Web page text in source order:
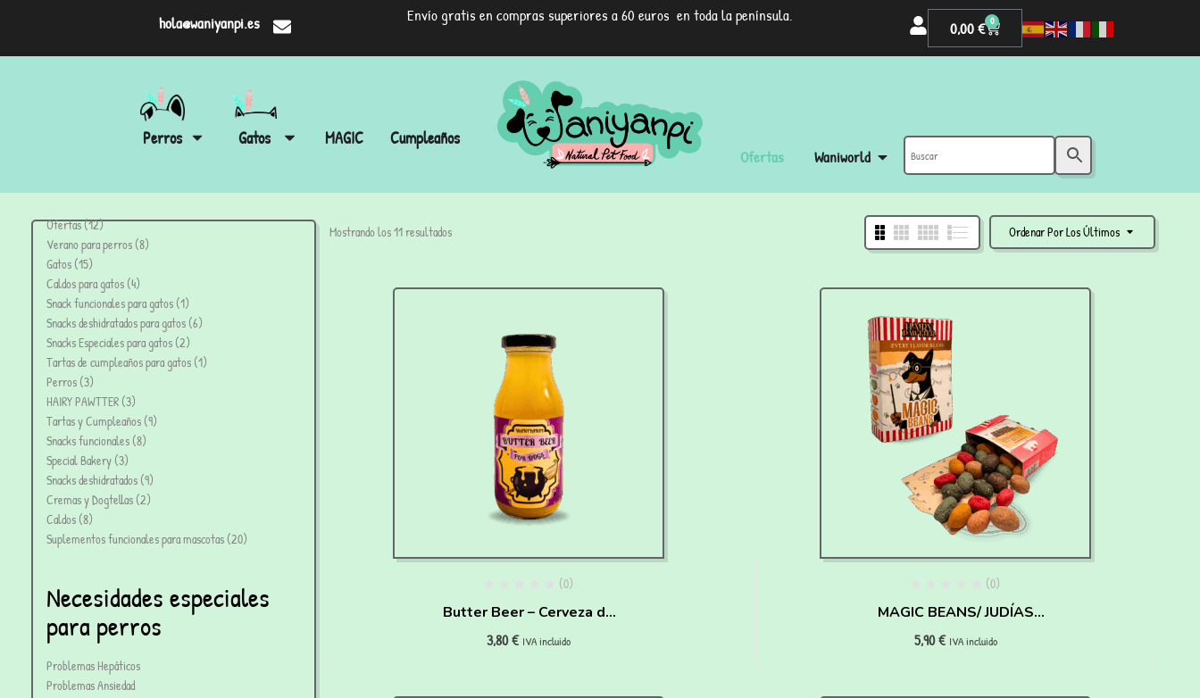
hola@waniyanpi.es Envío gratis en compras superiores a 60 euros en toda la península.
0,00€ 0
Perros Gatos MAGIC Cumpleaños
Ofertas Waniworld
Ofertas 12
Verano para perros 8
Gatos 15
Caldos para gatos 4
Snack funcionales para gatos 1
Snacks deshidratados para gatos 6
Snacks Especiales para gatos 2
Tartas de cumpleaños para gatos 1
Perros 3
HAIRY PAWTTER 3
Tartas y Cumpleaños 9
Snacks funcionales 8
Special Bakery 3
Snacks deshidratados 9
Cremas y Dogtellas 2
Caldos 8
Suplementos funcionales para mascotas 20
Necesidades especiales
para perros
Problemas Hepáticos
Problemas Ansiedad
Ordenar Por Los Últimos
Mostrando los 11 resultados
(0)
Butter Beer – Cerveza de
Mantequilla – HAIRY
3,80€ IVA incluido
(0)
MAGIC BEANS/ JUDÍAS
MÁGICAS – HAIRY
5,90€ IVA incluido